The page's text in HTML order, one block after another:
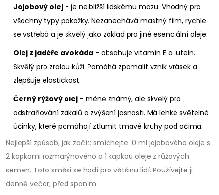
Jojobový olej - je nejbližší lidskému mazu. Vhodný pro
všechny typy pokožky. Nezanechává mastný film, rychle
se vstřebá a je skvělý jako základ pro jiné esenciální oleje.
Olej z jadéře avokáda - obsahuje vitamín E a lutein.
Skvělý pro zralou kůži. Pomáhá zpomalit vznik vrásek a
zlepšuje elastickost.
Černý rýžový olej - méně známý, ale skvělý pro
odstraňování zákalů a zvýšení jasnosti. Má lehké světelné
účinky, které pomáhají ztlumit tmavé kruhy pod očima.
Nejlepší způsob, jak začít: smíchejte 10 ml jojobového oleje s
2 kapkami rožmarýnového a 1 kapkou oleje z růžových
semen. Toto směsi se hodí pro většinu lidí. Používejte ji
denně večer, před spaním.